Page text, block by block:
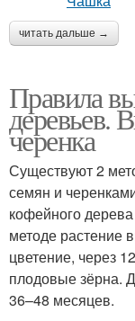
читать дальше →
Правила
деревьев.
черенка
Существуют 2
семян и
кофейного
методе растение
цветение, через
плодовые зёрна.
36–48 месяцев.